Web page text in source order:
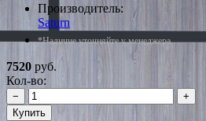
Производитель:
Saturn
*Наличие уточняйте у менеджера
7520 руб.
Кол-во:
−
+
Купить